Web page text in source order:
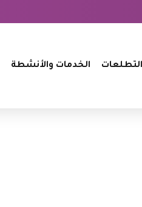
التطلعات الخدمات والأنشطة